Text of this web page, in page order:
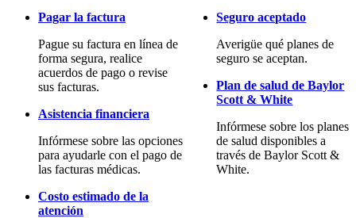
Pagar la factura
Pague su factura en línea de
forma segura, realice
acuerdos de pago o revise
sus facturas.
Asistencia financiera
Infórmese sobre las opciones
para ayudarle con el pago de
las facturas médicas.
Costo estimado de la
atención
Seguro aceptado
Averigüe qué planes de
seguro se aceptan.
Plan de salud de Baylor
Scott & White
Infórmese sobre los planes
de salud disponibles a
través de Baylor Scott &
White.